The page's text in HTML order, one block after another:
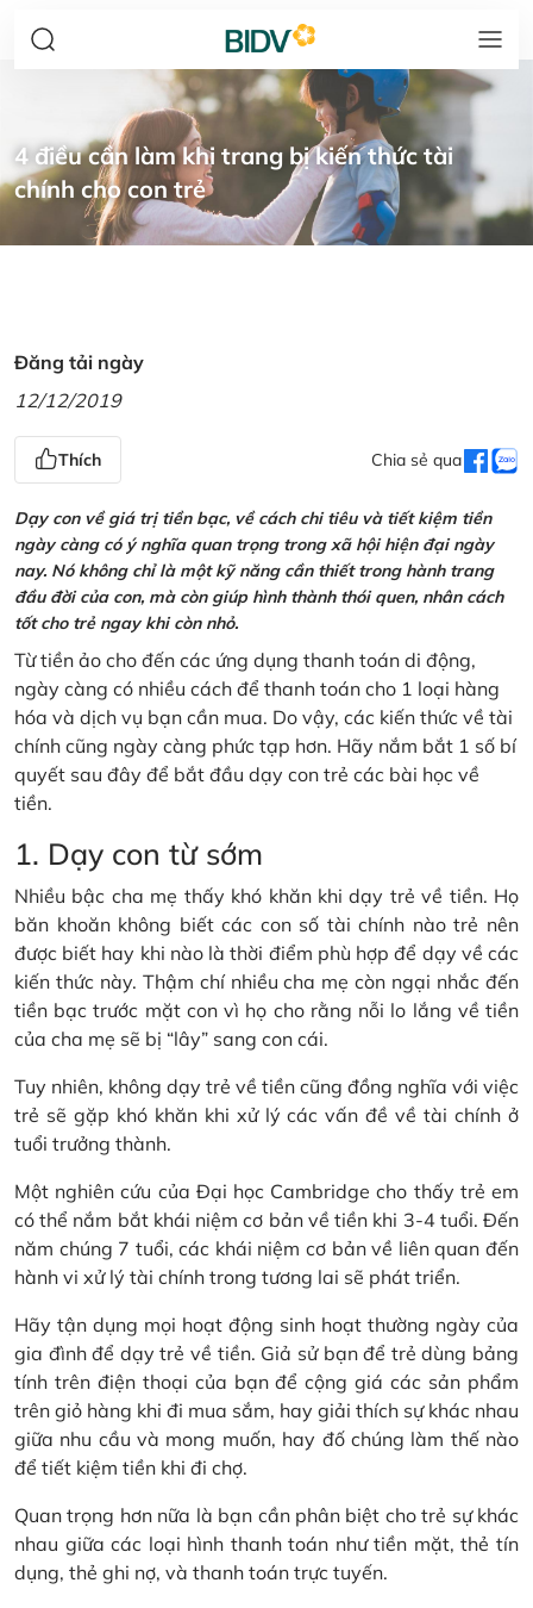
4 điều cần làm khi trang bị kiến thức tài
chính cho con trẻ
Đăng tải ngày
12/12/2019
Thích Chia sẻ qua
Dạy con về giá trị tiền bạc, về cách chi tiêu và tiết kiệm tiền
ngày càng có ý nghĩa quan trọng trong xã hội hiện đại ngày
nay. Nó không chỉ là một kỹ năng cần thiết trong hành trang
đầu đời của con, mà còn giúp hình thành thói quen, nhân cách
tốt cho trẻ ngay khi còn nhỏ.
Từ tiền ảo cho đến các ứng dụng thanh toán di động,
ngày càng có nhiều cách để thanh toán cho 1 loại hàng
hóa và dịch vụ bạn cần mua. Do vậy, các kiến thức về tài
chính cũng ngày càng phức tạp hơn. Hãy nắm bắt 1 số bí
quyết sau đây để bắt đầu dạy con trẻ các bài học về
tiền.
1. Dạy con từ sớm
Nhiều bậc cha mẹ thấy khó khăn khi dạy trẻ về tiền. Họ
băn khoăn không biết các con số tài chính nào trẻ nên
được biết hay khi nào là thời điểm phù hợp để dạy về các
kiến thức này. Thậm chí nhiều cha mẹ còn ngại nhắc đến
tiền bạc trước mặt con vì họ cho rằng nỗi lo lắng về tiền
của cha mẹ sẽ bị “lây” sang con cái.
Tuy nhiên, không dạy trẻ về tiền cũng đồng nghĩa với việc
trẻ sẽ gặp khó khăn khi xử lý các vấn đề về tài chính ở
tuổi trưởng thành.
Một nghiên cứu của Đại học Cambridge cho thấy trẻ em
có thể nắm bắt khái niệm cơ bản về tiền khi 3-4 tuổi. Đến
năm chúng 7 tuổi, các khái niệm cơ bản về liên quan đến
hành vi xử lý tài chính trong tương lai sẽ phát triển.
Hãy tận dụng mọi hoạt động sinh hoạt thường ngày của
gia đình để dạy trẻ về tiền. Giả sử bạn để trẻ dùng bảng
tính trên điện thoại của bạn để cộng giá các sản phẩm
trên giỏ hàng khi đi mua sắm, hay giải thích sự khác nhau
giữa nhu cầu và mong muốn, hay đố chúng làm thế nào
để tiết kiệm tiền khi đi chợ.
Quan trọng hơn nữa là bạn cần phân biệt cho trẻ sự khác
nhau giữa các loại hình thanh toán như tiền mặt, thẻ tín
dụng, thẻ ghi nợ, và thanh toán trực tuyến.